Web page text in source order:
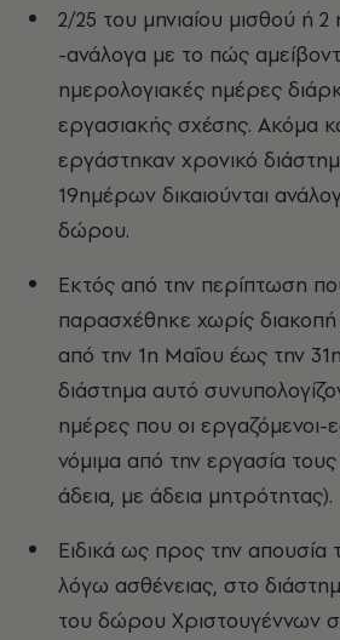
2/25 του μηνιαίου μισθού ή 2
-ανάλογα με το πώς
ημερολογιακές ημέρες
εργασιακής σχέσης. Ακόμα
εργάστηκαν χρονικό
19ημέρων δικαιούνται
δώρου.
Εκτός από την περίπτωση
παρασχέθηκε χωρίς
από την 1η Μαΐου έως την
διάστημα αυτό
ημέρες που οι εργαζόμενοι-
νόμιμα από την εργασία
άδεια, με άδεια μητρότητας).
Ειδικά ως προς την
λόγω ασθένειας, στο
του δώρου Χριστουγέννων